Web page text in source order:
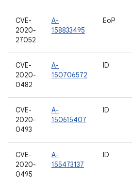
CVE-
2020-
27052
A-
158833495
EoP
CVE-
2020-
0482
A-
150706572
ID
CVE-
2020-
0493
A-
150615407
ID
CVE-
2020-
0495
A-
155473137
ID